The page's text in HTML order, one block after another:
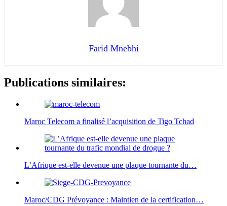
Farid Mnebhi
Publications similaires:
Maroc Telecom a finalisé l’acquisition de Tigo Tchad
L’Afrique est-elle devenue une plaque tournante du…
Maroc/CDG Prévoyance : Maintien de la certification…